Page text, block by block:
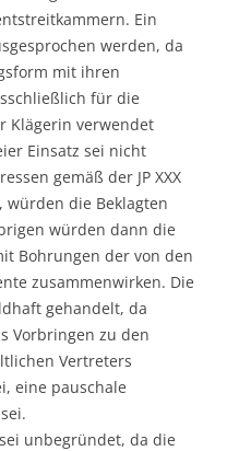
Ein
werden, da
mit ihren
für die
Klägerin verwendet
Einsatz sei nicht
gemäß der JP XXX
würden die Beklagten
würden dann die
Bohrungen der von den
zusammenwirken. Die
gehandelt, da
Vorbringen zu den
Vertreters
eine pauschale
unbegründet, da die